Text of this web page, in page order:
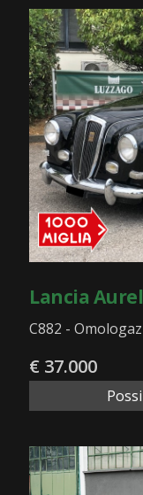
Lancia
C882 -
€ 37.000